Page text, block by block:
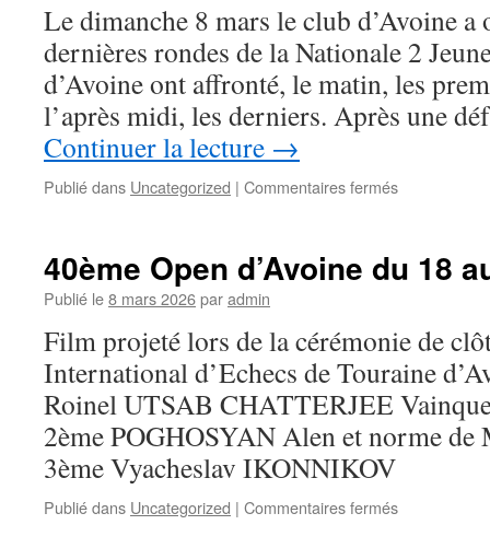
Le
collège
Henri
Becquerel
champion
académique
Le dimanche 8 mars le club d’Avoine a
dernières rondes de la Nationale 2
d’Avoine ont affronté, le matin, les
l’après midi, les derniers. Après une
Continuer la lecture →
Publié dans Uncategorized | Commentaires ferméssur
–
saison
40ème Open d’Avoine du 18
Publié le8 mars 2026paradmin
Film projeté lors de la cérémonie de
International d’Echecs de Touraine
Roinel UTSAB CHATTERJEE
2ème POGHOSYAN Alen et norme
3ème Vyacheslav IKONNIKOV
Publié dans Uncategorized | Commentaires ferméssur